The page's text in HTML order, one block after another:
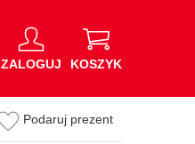
ZALOGUJ KOSZYK
Podaruj prezent